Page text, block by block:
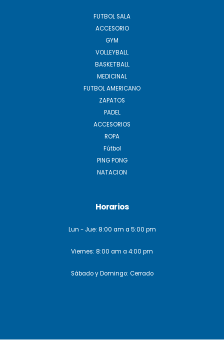
FUTBOL SALA
ACCESORIO
GYM
VOLLEYBALL
BASKETBALL
MEDICINAL
FUTBOL AMERICANO
ZAPATOS
PADEL
ACCESORIOS
ROPA
Fútbol
PING PONG
NATACION
Horarios
Lun - Jue: 8:00 am a 5:00 pm
Viernes: 8:00 am a 4:00 pm
Sábado y Domingo: Cerrado